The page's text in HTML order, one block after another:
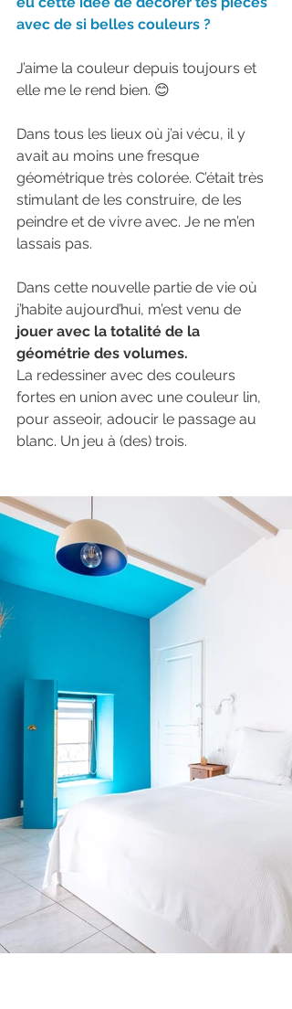
avec de si belles couleurs ?
J’aime la couleur depuis toujours et
elle me le rend bien. 😊
Dans tous les lieux où j’ai vécu, il y
avait au moins une fresque
géométrique très colorée. C’était très
stimulant de les construire, de les
peindre et de vivre avec. Je ne m’en
lassais pas.
Dans cette nouvelle partie de vie où
j’habite aujourd’hui, m’est venu de
jouer avec la totalité de la
géométrie des volumes.
La redessiner avec des couleurs
fortes en union avec une couleur lin,
pour asseoir, adoucir le passage au
blanc. Un jeu à (des) trois.